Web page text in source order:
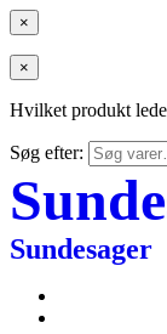
×
×
Hvilket produkt
Søg efter:
Sundesager